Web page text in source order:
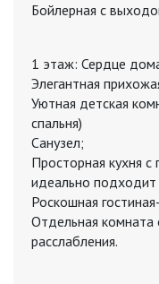
Бойлерная с
1 этаж: Сердце
Элегантная
Уютная детская
спальня)
Санузел;
Просторная кухня
идеально
Роскошная
Отдельная
расслабления.